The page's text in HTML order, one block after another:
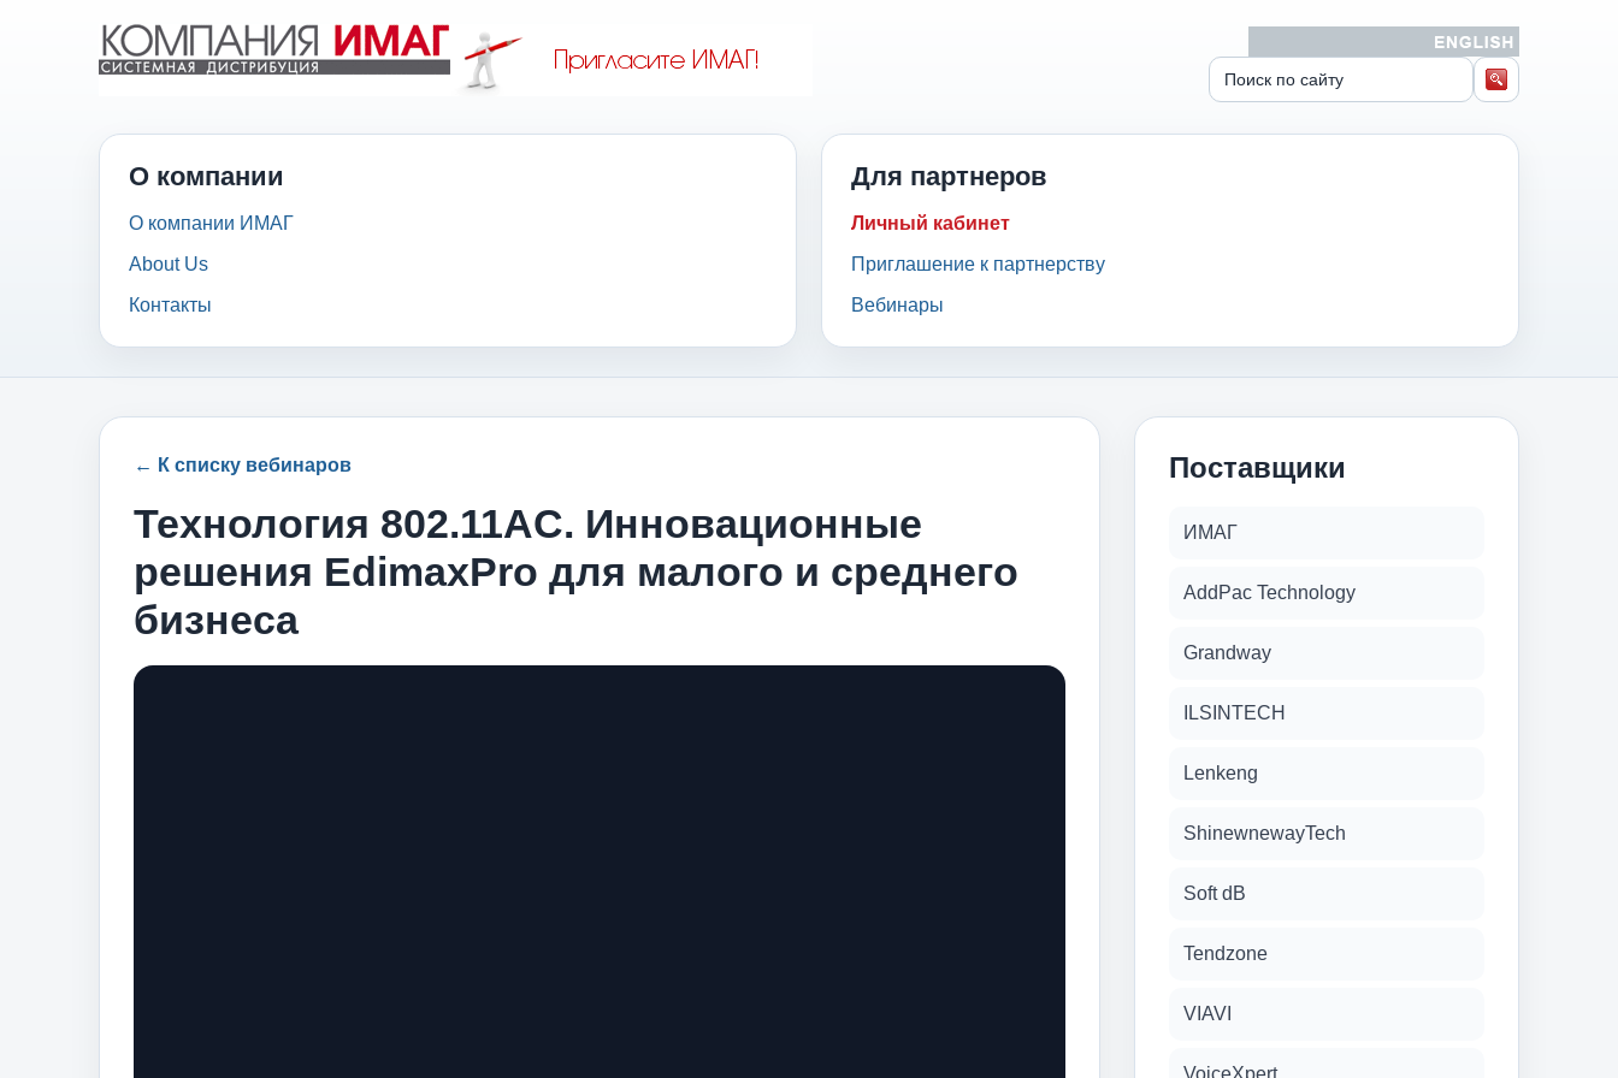
О компании
О компании ИМАГ
About Us
Контакты
Для партнеров
Личный кабинет
Приглашение к партнерству
Вебинары
← К списку вебинаров
Технология 802.11AC. Инновационные
решения EdimaxPro для малого и среднего
бизнеса
Поставщики
ИМАГ
AddPac Technology
Grandway
ILSINTECH
Lenkeng
ShinewnewayTech
Soft dB
Tendzone
VIAVI
VoiceXpert